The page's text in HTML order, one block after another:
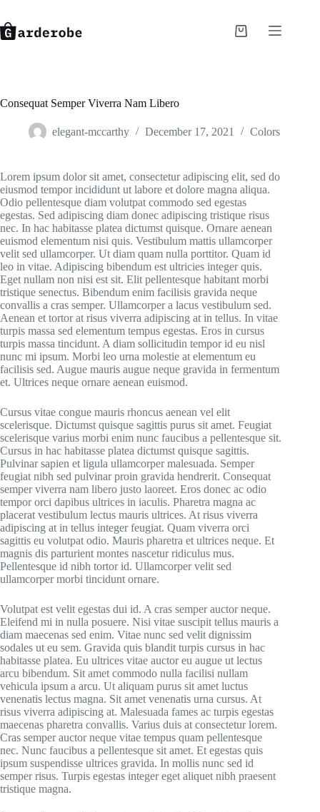
content
Shopping
Consequat Semper Viverra Nam Libero
elegant-mccarthy December 17, 2021 Colors
Lorem ipsum dolor sit amet, consectetur adipiscing elit, sed do
eiusmod tempor incididunt ut labore et dolore magna aliqua.
Odio pellentesque diam volutpat commodo sed egestas
egestas. Sed adipiscing diam donec adipiscing tristique risus
nec. In hac habitasse platea dictumst quisque. Ornare aenean
euismod elementum nisi quis. Vestibulum mattis ullamcorper
velit sed ullamcorper. Ut diam quam nulla porttitor. Quam id
leo in vitae. Adipiscing bibendum est ultricies integer quis.
Eget nullam non nisi est sit. Elit pellentesque habitant morbi
tristique senectus. Bibendum enim facilisis gravida neque
convallis a cras semper. Ullamcorper a lacus vestibulum sed.
Aenean et tortor at risus viverra adipiscing at in tellus. In vitae
turpis massa sed elementum tempus egestas. Eros in cursus
turpis massa tincidunt. A diam sollicitudin tempor id eu nisl
nunc mi ipsum. Morbi leo urna molestie at elementum eu
facilisis sed. Augue mauris augue neque gravida in fermentum
et. Ultrices neque ornare aenean euismod.
Cursus vitae congue mauris rhoncus aenean vel elit
scelerisque. Dictumst quisque sagittis purus sit amet. Feugiat
scelerisque varius morbi enim nunc faucibus a pellentesque sit.
Cursus in hac habitasse platea dictumst quisque sagittis.
Pulvinar sapien et ligula ullamcorper malesuada. Semper
feugiat nibh sed pulvinar proin gravida hendrerit. Consequat
semper viverra nam libero justo laoreet. Eros donec ac odio
tempor orci dapibus ultrices in iaculis. Pharetra magna ac
placerat vestibulum lectus mauris ultrices. At risus viverra
adipiscing at in tellus integer feugiat. Quam viverra orci
sagittis eu volutpat odio. Mauris pharetra et ultrices neque. Et
magnis dis parturient montes nascetur ridiculus mus.
Pellentesque id nibh tortor id. Ullamcorper velit sed
ullamcorper morbi tincidunt ornare.
Volutpat est velit egestas dui id. A cras semper auctor neque.
Eleifend mi in nulla posuere. Nisi vitae suscipit tellus mauris a
diam maecenas sed enim. Vitae nunc sed velit dignissim
sodales ut eu sem. Gravida quis blandit turpis cursus in hac
habitasse platea. Eu ultrices vitae auctor eu augue ut lectus
arcu bibendum. Sit amet commodo nulla facilisi nullam
vehicula ipsum a arcu. Ut aliquam purus sit amet luctus
venenatis lectus magna. Sit amet venenatis urna cursus. At
risus viverra adipiscing at. Malesuada fames ac turpis egestas
maecenas pharetra convallis. Varius duis at consectetur lorem.
Cras semper auctor neque vitae tempus quam pellentesque
nec. Nunc faucibus a pellentesque sit amet. Et egestas quis
ipsum suspendisse ultrices gravida. In mollis nunc sed id
semper risus. Turpis egestas integer eget aliquet nibh praesent
tristique magna.